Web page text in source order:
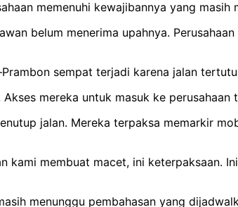
memenuhi kewajibannya yang masih
belum menerima upahnya.
sempat terjadi karena jalan
mereka untuk masuk ke
jalan. Mereka terpaksa memarkir
membuat macet, ini keterpaksaan.
menunggu pembahasan yang